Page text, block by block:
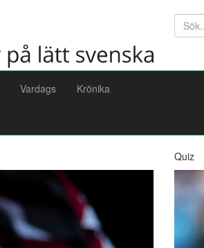
Söktext
Vardags Krönika
Quiz